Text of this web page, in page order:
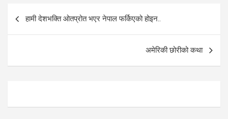
Post
navigation
हामी देशभक्ति ओतप्रोत भएर नेपाल फर्किएको होइन..
अमेरिकी छोरीको कथा